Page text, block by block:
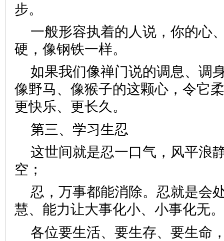
步。
一般形容执着的人说，你的心
硬，像钢铁一样。
如果我们像禅门说的调息、调
像野马、像猴子的这颗心，令它
更快乐、更长久。
第三、学习生忍
这世间就是忍一口气，风平浪
空；
忍，万事都能消除。忍就是会
慧、能力让大事化小、小事化无。
各位要生活、要生存、要生命